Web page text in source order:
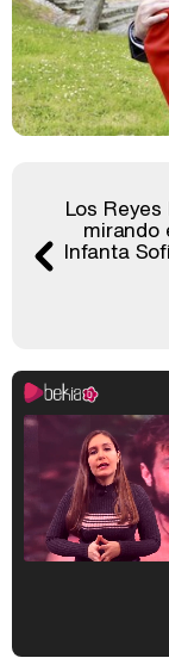
Los
mirando
Infanta